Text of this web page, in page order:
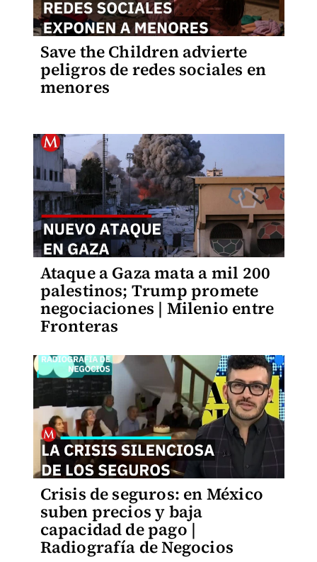
Save the Children advierte
peligros de redes sociales en
menores
Ataque a Gaza mata a mil 200
palestinos; Trump promete
negociaciones | Milenio entre
Fronteras
Crisis de seguros: en México
suben precios y baja
capacidad de pago |
Radiografía de Negocios